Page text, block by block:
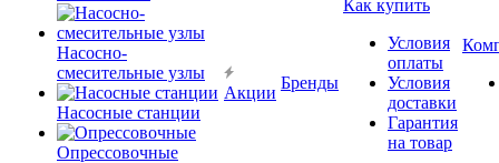
Насосно-
смесительные узлы
Насосные станции
Опрессовочные
Акции
Бренды
Как купить
Условия
оплаты
Условия
доставки
Гарантия
на товар